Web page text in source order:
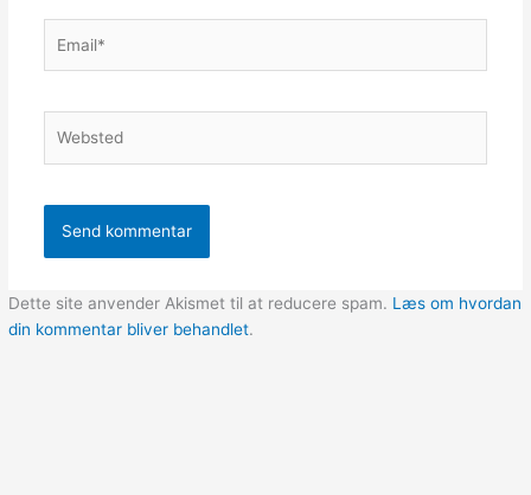
Dette site anvender Akismet til at reducere spam. Læs om hvordan
din kommentar bliver behandlet.